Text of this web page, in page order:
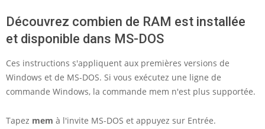
Découvrez combien de RAM est installée
et disponible dans MS-DOS
Ces instructions s'appliquent aux premières versions de
Windows et de MS-DOS. Si vous exécutez une ligne de
commande Windows, la commande mem n'est plus supportée.
Tapez mem à l'invite MS-DOS et appuyez sur Entrée.